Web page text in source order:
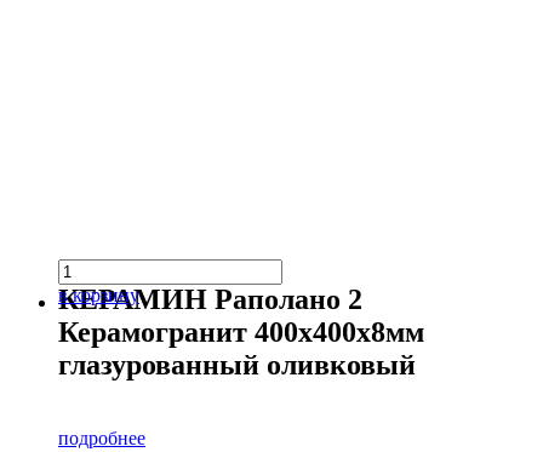
в корзину
КЕРАМИН Раполано 2
Керамогранит 400х400х8мм
глазурованный оливковый
подробнее